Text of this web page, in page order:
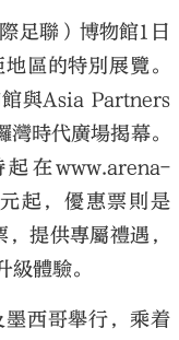
足聯）博物館1日
區的特別展覽。
與Asia Partners
時代廣場揭幕。
在www.arena-
起，優惠票則是
提供專屬禮遇，
體驗。
西哥舉行，乘着